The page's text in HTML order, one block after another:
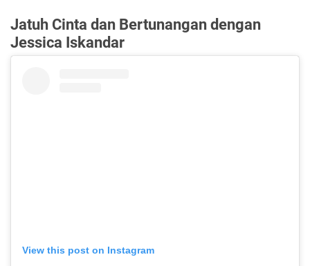
Jatuh Cinta dan Bertunangan dengan
Jessica Iskandar
View this post on Instagram